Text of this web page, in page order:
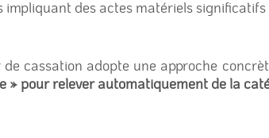
impliquant des actes matériels
de cassation adopte une approche
» pour relever automatiquement de la